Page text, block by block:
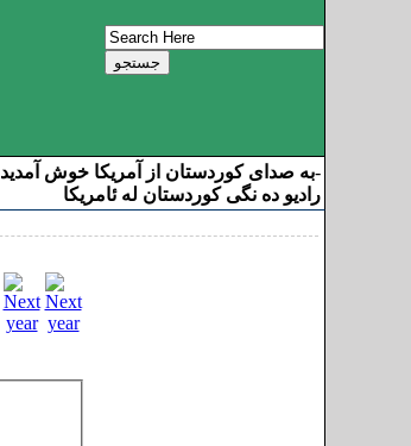
به صدای کوردستان از آمریکا خوش آمدید-
رادیو ده نگی کوردستان له ئامریکا